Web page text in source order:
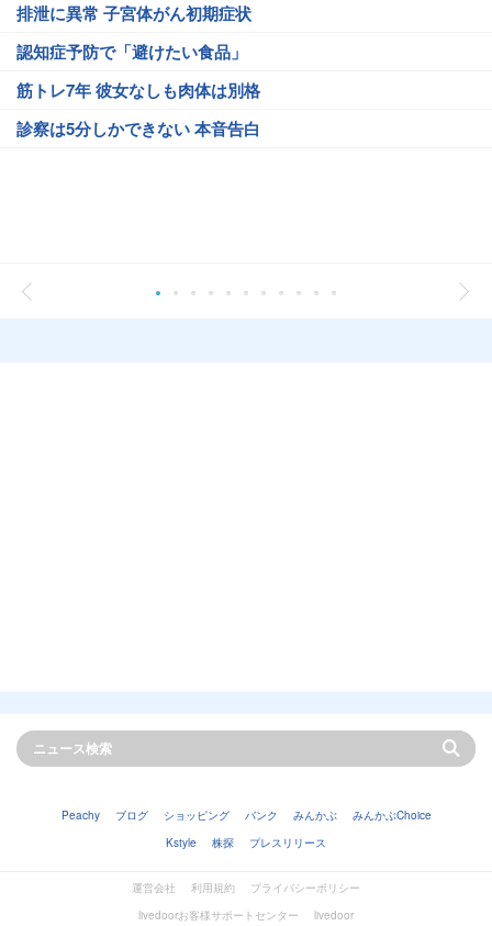
排泄に異常 子宮体がん初期症状
認知症予防で「避けたい食品」
筋トレ7年 彼女なしも肉体は別格
診察は5分しかできない 本音告白
Peachy ブログ ショッピング バンク みんかぶ
みんかぶChoice
Kstyle
株探 プレスリリース
運営会社 利用規約
プライバシーポリシー
livedoorお客様サポートセンター
livedoor